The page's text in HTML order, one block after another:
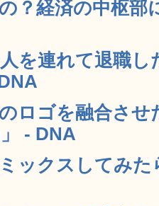
？経済の中枢部
を連れて退職
ロゴを融合させ
- DNA
ックスしてみ